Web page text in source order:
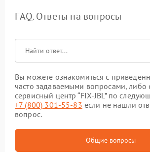
FAQ. Ответы на вопросы
Вы можете ознакомиться с
часто задаваемыми вопросами, либо
сервисный центр “FIX-JBL” по
+7 (800) 301-55-83 если не нашли
вопрос.
Общие вопросы